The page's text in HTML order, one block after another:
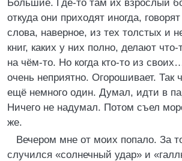
Большие. Где-то там их взрослый
откуда они приходят иногда,
слова, наверное, из тех толстых и
книг, каких у них полно, делают
на чём-то. Но когда кто-то из
очень неприятно. Огорошивает. Так
ещё немного один. Думал, идти в
Ничего не надумал. Потом съел
же.
Вечером мне от моих попало. За
случился «солнечный удар» и